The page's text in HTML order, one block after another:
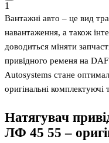
1
Вантажні авто – це вид
навантаження, а також
доводиться міняти
привідного ременя на
Autosystems стане
оригінальні
Натягувач
ЛФ 45 55 –